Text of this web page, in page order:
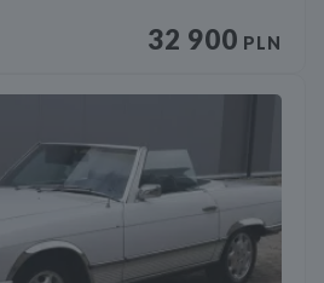
32 900 PLN